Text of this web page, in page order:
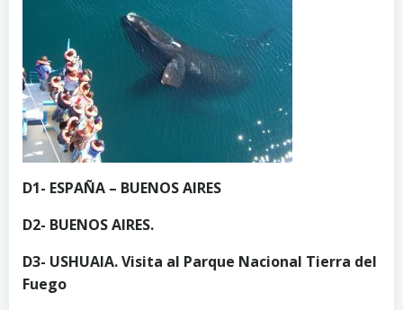
D1- ESPAÑA – BUENOS AIRES
D2- BUENOS AIRES.
D3- USHUAIA. Visita al Parque Nacional Tierra del
Fuego